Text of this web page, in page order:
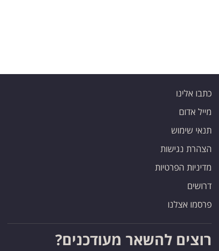
כתבו אלינו
מייל אדום
תנאי שימוש
הצהרת נגישות
מדיניות הפרטיות
דרושים
פרסמו אצלנו
רוצים להשאר מעודכנים?